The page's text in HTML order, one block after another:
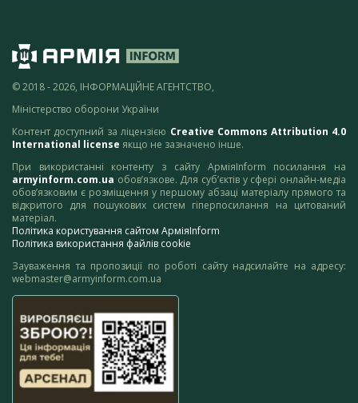
© 2018 - 2026, ІНФОРМАЦІЙНЕ АГЕНТСТВО,
Міністерство оборони України
Контент доступний за ліцензією Creative Commons Attribution 4.0
International license якщо не зазначено інше.
При використанні контенту з сайту АрміяInform посилання на
armyinform.com.ua обов’язкове. Для суб’єктів у сфері онлайн-медіа
обов’язковим є розміщення у першому абзаці матеріалу прямого та
відкритого для пошукових систем гіперпосилання на цитований
матеріал.
Політика користування сайтом АрміяInform
Політика використання файлів cookie
Зауваження та пропозиції по роботі сайту надсилайте на адресу:
webmaster@armyinform.com.ua